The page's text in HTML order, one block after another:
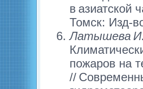
в азиатской
Томск: Изд-
Латышева
пожаров на
//